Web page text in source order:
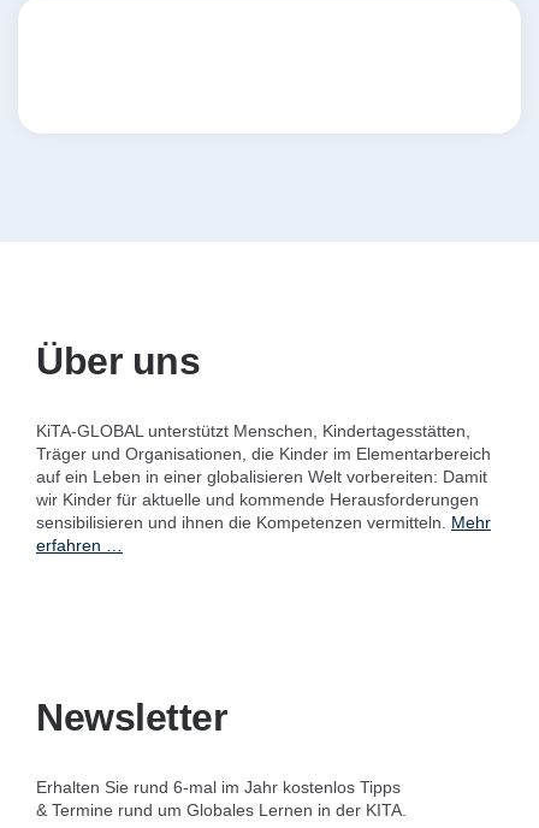
Über uns
KiTA-GLOBAL unterstützt Menschen, Kindertagesstätten,
Träger und Organisationen, die Kinder im Elementarbereich
auf ein Leben in einer globalisieren Welt vorbereiten: Damit
wir Kinder für aktuelle und kommende Herausforderungen
sensibilisieren und ihnen die Kompetenzen vermitteln. Mehr
erfahren …
Newsletter
Erhalten Sie rund 6-mal im Jahr kostenlos Tipps
& Termine rund um Globales Lernen in der KITA.